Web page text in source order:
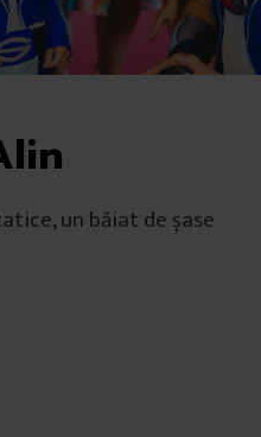
un băiat de șase